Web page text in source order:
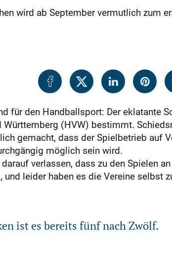
wird ab September vermutlich zum
für den Handballsport: Der eklatante
(HVW) bestimmt.
gemacht, dass der Spielbetrieb auf
möglich sein wird.
verlassen, dass zu den Spielen
leider haben es die Vereine selbst
ist es bereits fünf nach Zwölf.